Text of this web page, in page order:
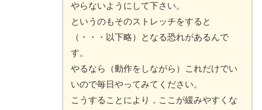
やらないようにして下さい。
というのもそのストレッチをすると
（・・・以下略）となる恐れがあるんで
す。
やるなら（動作をしながら）これだけでい
いので毎日やってみてください。
こうすることにより，ここが緩みやすくな